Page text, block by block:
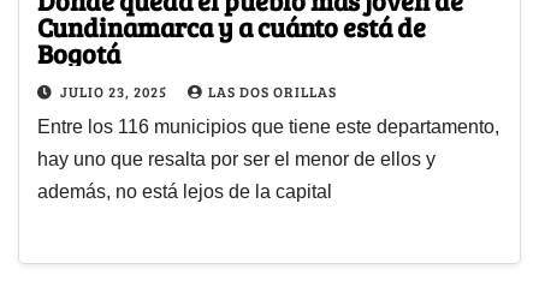
Cundinamarca y a cuánto está de
Bogotá
JULIO 23, 2025 LAS DOS ORILLAS
Entre los 116 municipios que tiene este departamento,
hay uno que resalta por ser el menor de ellos y
además, no está lejos de la capital